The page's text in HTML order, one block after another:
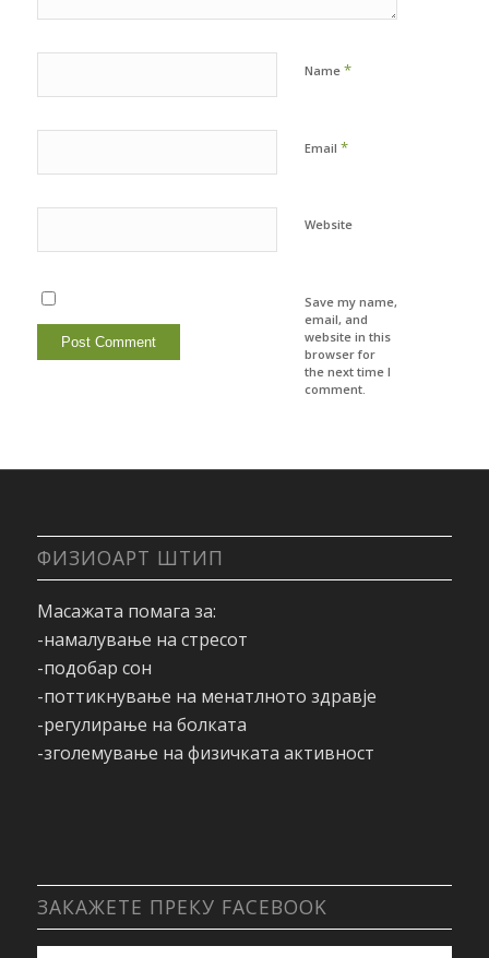
Name *
Email *
Website
Save my name,
email, and
website in this
browser for
the next time I
comment.
ФИЗИОАРТ ШТИП
Масажата помага за:
-намалување на стресот
-подобар сон
-поттикнување на менатлното здравје
-регулирање на болката
-зголемување на физичката активност
ЗАКАЖЕТЕ ПРЕКУ FACEBOOK